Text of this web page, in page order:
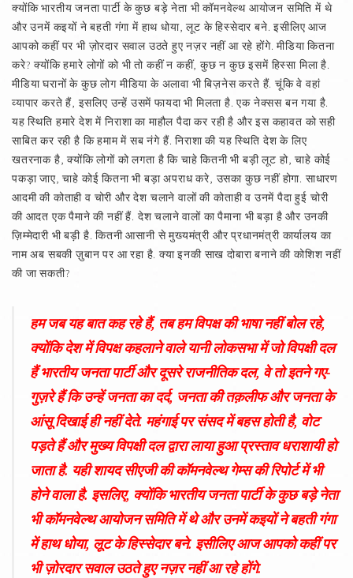
क्योंकि भारतीय जनता पार्टी के कुछ बड़े नेता भी कॉमनवेल्थ आयोजन समिति में थे
और उनमें कइयों ने बहती गंगा में हाथ धोया, लूट के हिस्सेदार बने. इसीलिए आज
आपको कहीं पर भी ज़ोरदार सवाल उठते हुए नज़र नहीं आ रहे होंगे. मीडिया कितना
करे? क्योंकि हमारे लोगों को भी तो कहीं न कहीं, कुछ न कुछ इसमें हिस्सा मिला है.
मीडिया घरानों के कुछ लोग मीडिया के अलावा भी बिज़नेस करते हैं. चूंकि वे वहां
व्यापार करते हैं, इसलिए उन्हें उसमें फायदा भी मिलता है. एक नेक्सस बन गया है.
यह स्थिति हमारे देश में निराशा का माहौल पैदा कर रही है और इस कहावत को सही
साबित कर रही है कि हमाम में सब नंगे हैं. निराशा की यह स्थिति देश के लिए
खतरनाक है, क्योंकि लोगों को लगता है कि चाहे कितनी भी बड़ी लूट हो, चाहे कोई
पकड़ा जाए, चाहे कोई कितना भी बड़ा अपराध करे, उसका कुछ नहीं होगा. साधारण
आदमी की कोताही व चोरी और देश चलाने वालों की कोताही व उनमें पैदा हुई चोरी
की आदत एक पैमाने की नहीं हैं. देश चलाने वालों का पैमाना भी बड़ा है और उनकी
ज़िम्मेदारी भी बड़ी है. कितनी आसानी से मुख्यमंत्री और प्रधानमंत्री कार्यालय का
नाम अब सबकी ज़ुबान पर आ रहा है. क्या इनकी साख दोबारा बनाने की कोशिश नहीं
की जा सकती?
हम जब यह बात कह रहे हैं, तब हम विपक्ष की भाषा नहीं बोल रहे,
क्योंकि देश में विपक्ष कहलाने वाले यानी लोकसभा में जो विपक्षी दल
हैं भारतीय जनता पार्टी और दूसरे राजनीतिक दल, वे तो इतने गए-
गुज़रे हैं कि उन्हें जनता का दर्द, जनता की तक़लीफ और जनता के
आंसू दिखाई ही नहीं देते. महंगाई पर संसद में बहस होती है, वोट
पड़ते हैं और मुख्य विपक्षी दल द्वारा लाया हुआ प्रस्ताव धराशायी हो
जाता है. यही शायद सीएजी की कॉमनवेल्थ गेम्स की रिपोर्ट में भी
होने वाला है. इसलिए, क्योंकि भारतीय जनता पार्टी के कुछ बड़े नेता
भी कॉमनवेल्थ आयोजन समिति में थे और उनमें कइयों ने बहती गंगा
में हाथ धोया, लूट के हिस्सेदार बने. इसीलिए आज आपको कहीं पर
भी ज़ोरदार सवाल उठते हुए नज़र नहीं आ रहे होंगे.